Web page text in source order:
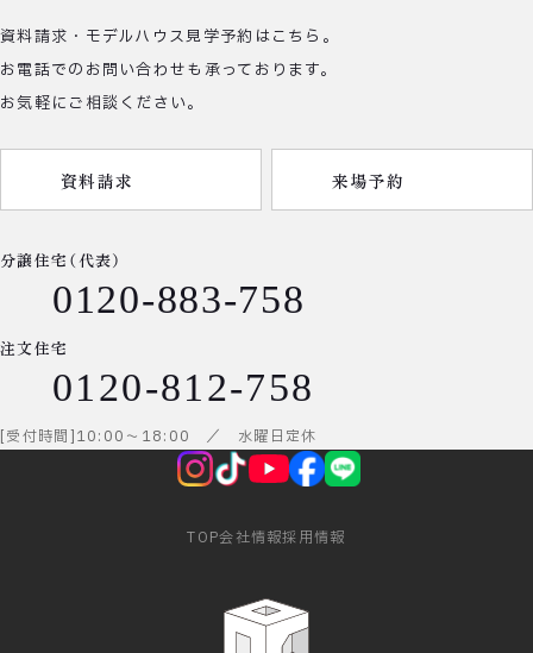
資料請求・モデルハウス見学予約はこちら。
お電話でのお問い合わせも承っております。
お気軽にご相談ください。
資料請求 来場予約
分譲住宅（代表）
0120-883-758
注文住宅
0120-812-758
受付時間 10:00 ～ 18:00 ／ 水曜日定休
TOP会社情報採用情報